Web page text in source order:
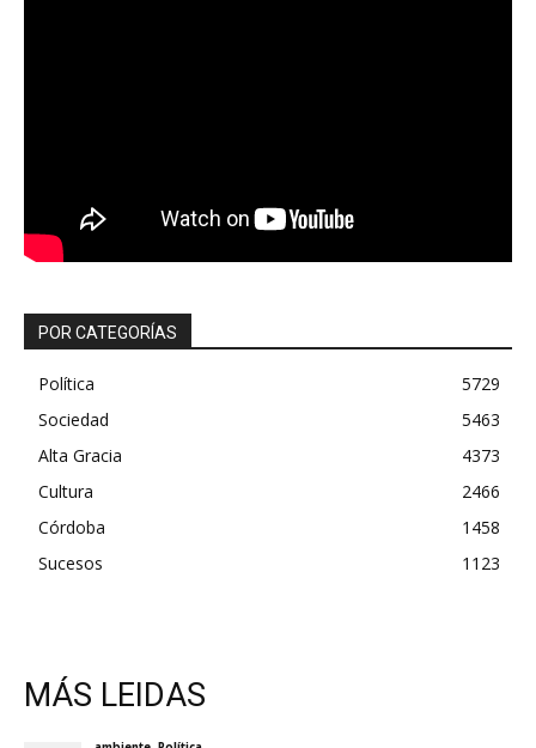
POR CATEGORÍAS
Política
5729
Sociedad
5463
Alta Gracia
4373
Cultura
2466
Córdoba
1458
Sucesos
1123
MÁS LEIDAS